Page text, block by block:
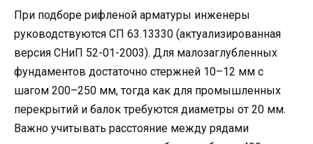
При подборе рифленой арматуры инженеры
руководствуются СП 63.13330 (актуализированная
версия СНиП 52-01-2003). Для малозаглубленных
фундаментов достаточно стержней 10–12 мм с
шагом 200–250 мм, тогда как для промышленных
перекрытий и балок требуются диаметры от 20 мм.
Важно учитывать расстояние между рядами